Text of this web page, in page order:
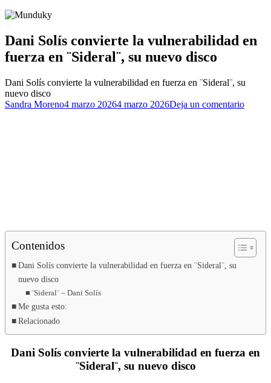
Dani Solís convierte la vulnerabilidad en
fuerza en ¨Sideral¨, su nuevo disco
Dani Solís convierte la vulnerabilidad en fuerza en ¨Sideral¨, su
nuevo disco
Autor
Sandra MorenoPublicado
4 marzo 20264 marzo 2026Deja un comentariopara
disco
Contenidos
Dani Solís convierte la vulnerabilidad en fuerza en ¨Sideral¨, su
nuevo disco
¨Sideral¨ – Dani Solís
Me gusta esto:
Relacionado
Dani Solís convierte la vulnerabilidad en fuerza en
¨Sideral¨, su nuevo disco